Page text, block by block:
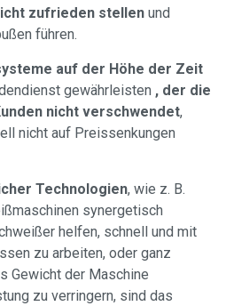
zufrieden stellen und
führen.
auf der Höhe der Zeit
gewährleisten , der die
nicht verschwendet,
nicht auf Preissenkungen
Technologien, wie z. B.
synergetisch
helfen, schnell und mit
zu arbeiten, oder ganz
Gewicht der Maschine
zu verringern, sind das